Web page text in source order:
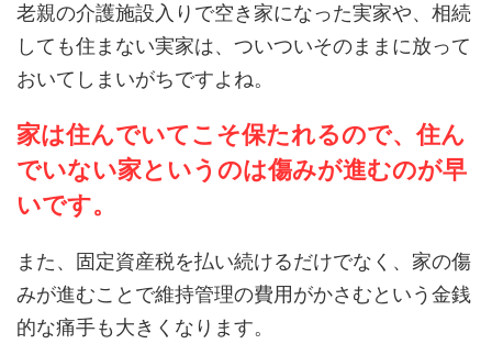
老親の介護施設入りで空き家になった実家や、相続
しても住まない実家は、ついついそのままに放って
おいてしまいがちですよね。
家は住んでいてこそ保たれるので、住ん
でいない家というのは傷みが進むのが早
いです。
また、固定資産税を払い続けるだけでなく、家の傷
みが進むことで維持管理の費用がかさむという金銭
的な痛手も大きくなります。